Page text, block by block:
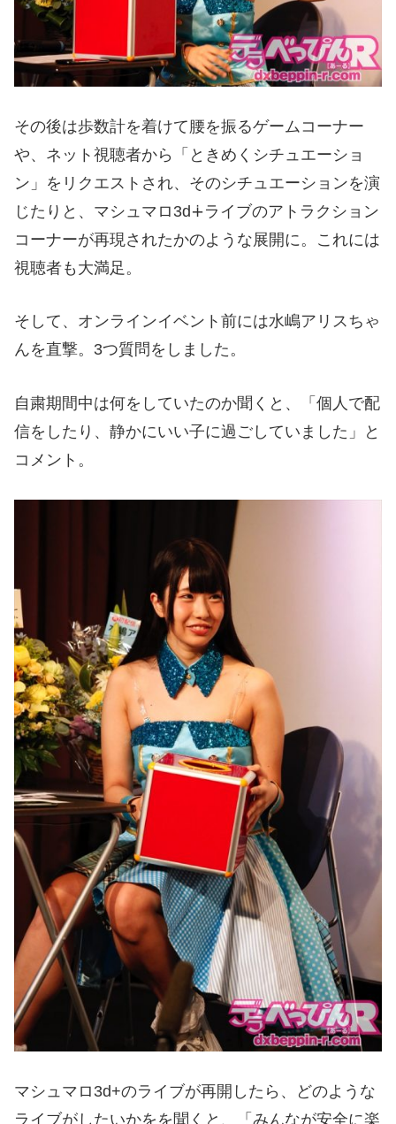
その後は歩数計を着けて腰を振るゲームコーナー
や、ネット視聴者から「ときめくシチュエーショ
ン」をリクエストされ、そのシチュエーションを演
じたりと、マシュマロ3d∔ライブのアトラクション
コーナーが再現されたかのような展開に。これには
視聴者も大満足。
そして、オンラインイベント前には水嶋アリスちゃ
んを直撃。3つ質問をしました。
自粛期間中は何をしていたのか聞くと、「個人で配
信をしたり、静かにいい子に過ごしていました」と
コメント。
マシュマロ3d+のライブが再開したら、どのような
ライブがしたいかをを聞くと、「みんなが安全に楽